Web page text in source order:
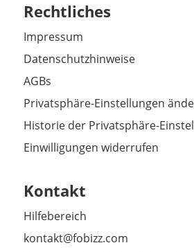
Rechtliches
Impressum
Datenschutzhinweise
AGBs
Privatsphäre-Einstellungen
Historie der Privatsphäre-
Einwilligungen widerrufen
Kontakt
Hilfebereich
kontakt@fobizz.com